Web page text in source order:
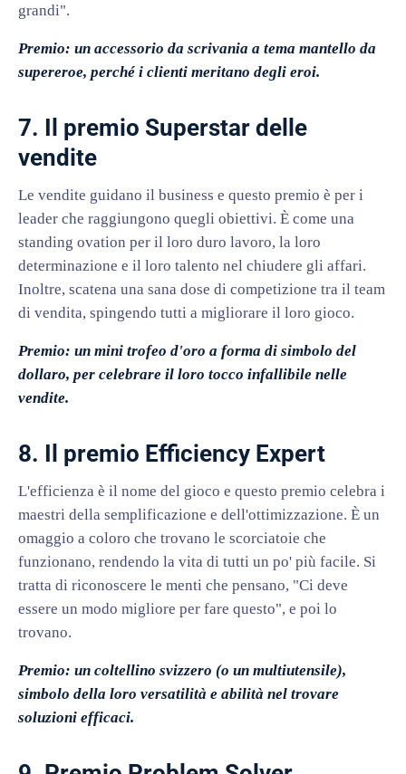
grandi".
Premio: un accessorio da scrivania a tema mantello da
supereroe, perché i clienti meritano degli eroi.
7. Il premio Superstar delle
vendite
Le vendite guidano il business e questo premio è per i
leader che raggiungono quegli obiettivi. È come una
standing ovation per il loro duro lavoro, la loro
determinazione e il loro talento nel chiudere gli affari.
Inoltre, scatena una sana dose di competizione tra il team
di vendita, spingendo tutti a migliorare il loro gioco.
Premio: un mini trofeo d'oro a forma di simbolo del
dollaro, per celebrare il loro tocco infallibile nelle
vendite.
8. Il premio Efficiency Expert
L'efficienza è il nome del gioco e questo premio celebra i
maestri della semplificazione e dell'ottimizzazione. È un
omaggio a coloro che trovano le scorciatoie che
funzionano, rendendo la vita di tutti un po' più facile. Si
tratta di riconoscere le menti che pensano, "Ci deve
essere un modo migliore per fare questo", e poi lo
trovano.
Premio: un coltellino svizzero (o un multiutensile),
simbolo della loro versatilità e abilità nel trovare
soluzioni efficaci.